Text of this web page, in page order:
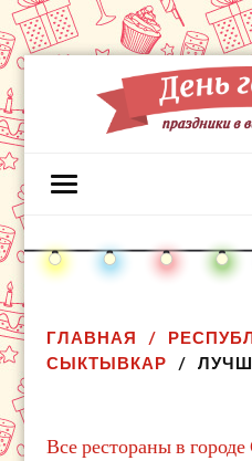
ГЛАВНАЯ
СЫКТЫВКАР
Все рестораны в